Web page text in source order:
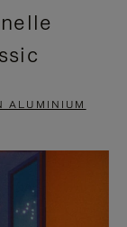
ALUMINIUM